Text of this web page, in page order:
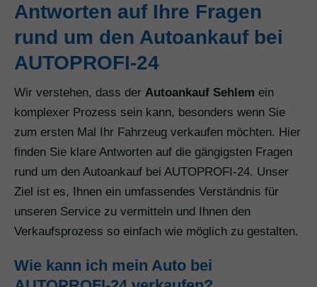
Antworten auf Ihre Fragen
rund um den Autoankauf bei
AUTOPROFI-24
Wir verstehen, dass der Autoankauf Sehlem ein
komplexer Prozess sein kann, besonders wenn Sie
zum ersten Mal Ihr Fahrzeug verkaufen möchten. Hier
finden Sie klare Antworten auf die gängigsten Fragen
rund um den Autoankauf bei AUTOPROFI-24. Unser
Ziel ist es, Ihnen ein umfassendes Verständnis für
unseren Service zu vermitteln und Ihnen den
Verkaufsprozess so einfach wie möglich zu gestalten.
Wie kann ich mein Auto bei